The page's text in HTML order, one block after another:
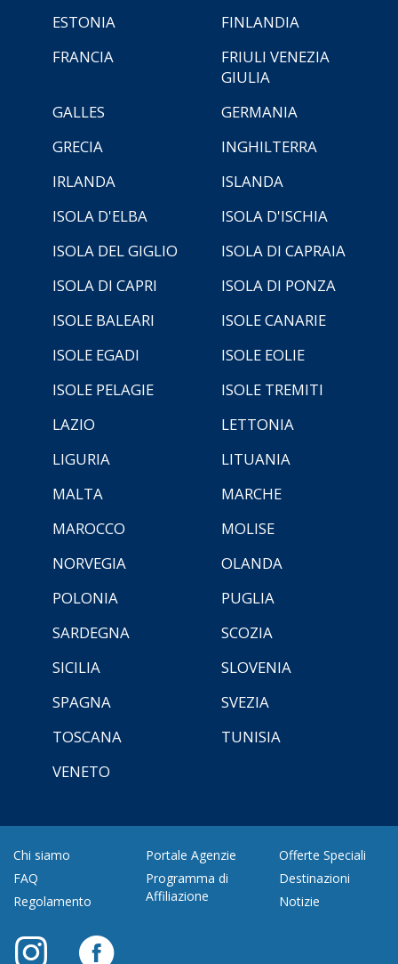
ESTONIA
FINLANDIA
FRANCIA
FRIULI VENEZIA
GIULIA
GALLES
GERMANIA
GRECIA
INGHILTERRA
IRLANDA
ISLANDA
ISOLA D'ELBA
ISOLA D'ISCHIA
ISOLA DEL GIGLIO
ISOLA DI CAPRAIA
ISOLA DI CAPRI
ISOLA DI PONZA
ISOLE BALEARI
ISOLE CANARIE
ISOLE EGADI
ISOLE EOLIE
ISOLE PELAGIE
ISOLE TREMITI
LAZIO
LETTONIA
LIGURIA
LITUANIA
MALTA
MARCHE
MAROCCO
MOLISE
NORVEGIA
OLANDA
POLONIA
PUGLIA
SARDEGNA
SCOZIA
SICILIA
SLOVENIA
SPAGNA
SVEZIA
TOSCANA
TUNISIA
VENETO
Chi siamo
FAQ
Regolamento
Portale Agenzie
Programma di
Affiliazione
Offerte Speciali
Destinazioni
Notizie